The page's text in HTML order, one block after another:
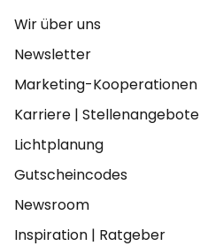
Wir über uns
Newsletter
Marketing-Kooperationen
Karriere | Stellenangebote
Lichtplanung
Gutscheincodes
Newsroom
Inspiration | Ratgeber